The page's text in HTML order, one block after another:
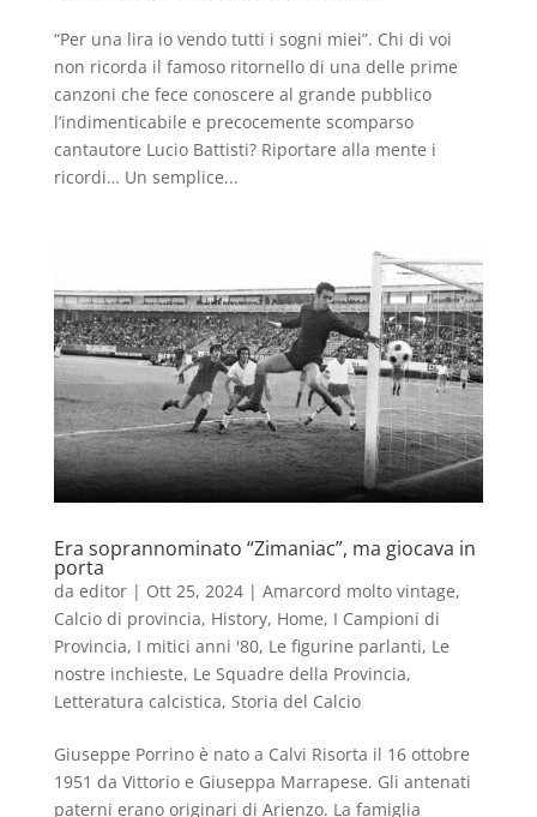
“Per una lira io vendo tutti i sogni miei”. Chi di voi
non ricorda il famoso ritornello di una delle prime
canzoni che fece conoscere al grande pubblico
l’indimenticabile e precocemente scomparso
cantautore Lucio Battisti? Riportare alla mente i
ricordi… Un semplice...
Era soprannominato “Zimaniac”, ma giocava in
porta
da editor| Ott 25, 2024| Amarcord molto vintage,
Calcio di provincia, History, Home, I Campioni di
Provincia, I mitici anni '80, Le figurine parlanti, Le
nostre inchieste, Le Squadre della Provincia,
Letteratura calcistica, Storia del Calcio
Giuseppe Porrino è nato a Calvi Risorta il 16 ottobre
1951 da Vittorio e Giuseppa Marrapese. Gli antenati
paterni erano originari di Arienzo. La famiglia